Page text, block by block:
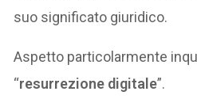
suo significato giuridico.
Aspetto particolarmente
“resurrezione digitale”.